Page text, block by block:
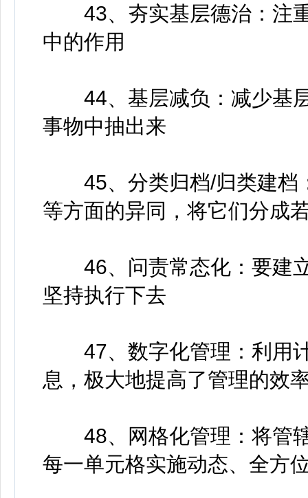
43、夯实基层德治：注重
中的作用
44、基层减负：减少基层
事物中抽出来
45、分类归档/归类建档
等方面的异同，将它们分成
46、问责常态化：要建立
坚持执行下去
47、数字化管理：利用计
息，极大地提高了管理的效
48、网格化管理：将管辖
每一单元格实施动态、全方